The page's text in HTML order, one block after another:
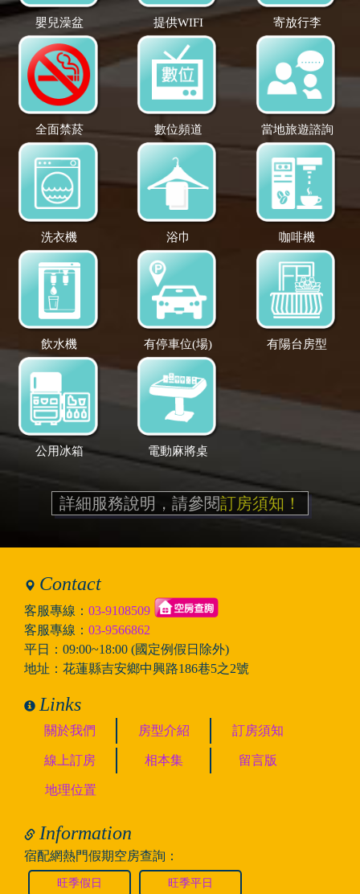
嬰兒澡盆 提供WIFI 寄放行李
全面禁菸 數位頻道 當地旅遊諮詢
洗衣機 浴巾 咖啡機
飲水機 有停車位(場) 有陽台房型
公用冰箱 電動麻將桌
詳細服務說明，請參閱訂房須知！
Contact
客服專線： 03-9108509
客服專線： 03-9566862
平日：09:00~18:00 (國定例假日除外)
地址：花蓮縣吉安鄉中興路186巷5之2號
Links
關於我們 房型介紹 訂房須知
線上訂房 相本集 留言版
地理位置
Information
宿配網熱門假期空房查詢：
旺季假日 旺季平日